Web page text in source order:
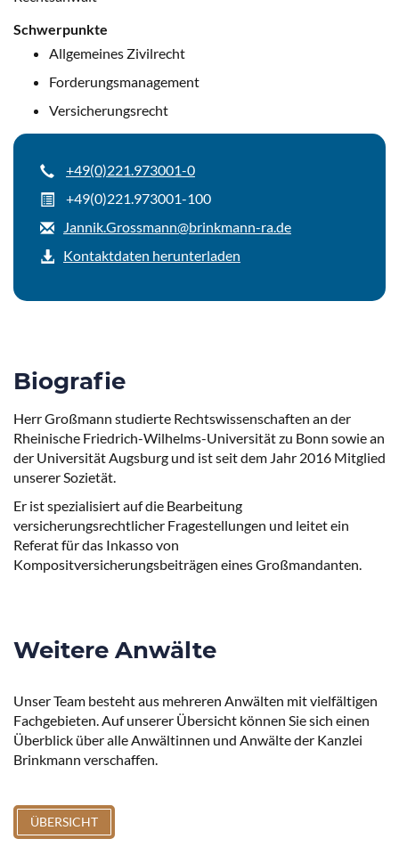
Schwerpunkte
Allgemeines Zivilrecht
Forderungsmanagement
Versicherungsrecht
+49(0)221.973001-0
+49(0)221.973001-100
Jannik.Grossmann@brinkmann-ra.de
Kontaktdaten herunterladen
Biografie
Herr Großmann studierte Rechtswissenschaften an der
Rheinische Friedrich-Wilhelms-Universität zu Bonn sowie an
der Universität Augsburg und ist seit dem Jahr 2016 Mitglied
unserer Sozietät.
Er ist spezialisiert auf die Bearbeitung
versicherungsrechtlicher Fragestellungen und leitet ein
Referat für das Inkasso von
Kompositversicherungsbeiträgen eines Großmandanten.
Weitere Anwälte
Unser Team besteht aus mehreren Anwälten mit vielfältigen
Fachgebieten. Auf unserer Übersicht können Sie sich einen
Überblick über alle Anwältinnen und Anwälte der Kanzlei
Brinkmann verschaffen.
ÜBERSICHT